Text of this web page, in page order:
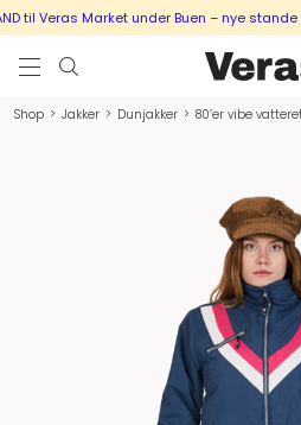
til Veras Market under Buen – nye
Shop > Jakker > Dunjakker > 80’er vibe